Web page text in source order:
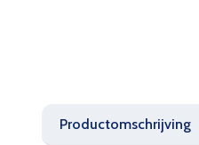
Productomschrijving